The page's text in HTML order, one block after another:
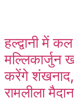
हल्द्वानी में
मल्लिकार्जुन
करेंगे शंखनाद,
रामलीला